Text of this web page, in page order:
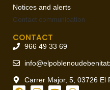
Notices and alerts
Contact communication
CONTACT
966 49 33 69
Carrer Major, 5, 03726 El